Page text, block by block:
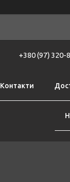
+380 (97) 320-
Контакти